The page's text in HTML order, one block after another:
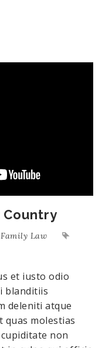
Family Law
et iusto odio
blanditiis
deleniti atque
molestias
non